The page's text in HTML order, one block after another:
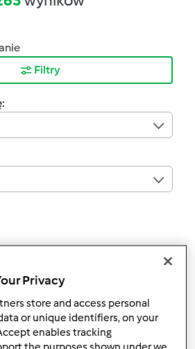
Filtry
4.9(14)
chłopski
Privacy
store and access personal
or unique identifiers, on your
enables tracking